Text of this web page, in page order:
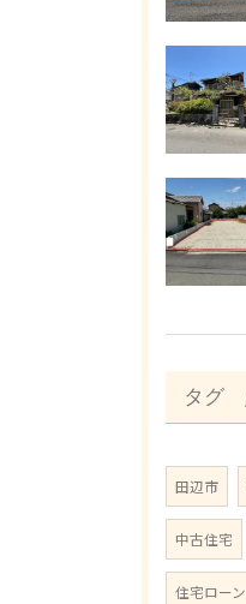
タグ
田辺市
中古住宅
住宅ローン